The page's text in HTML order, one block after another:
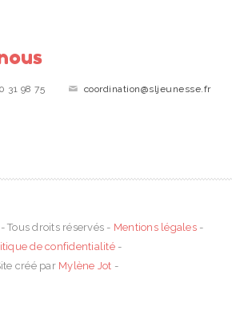
31 98 75 coordination@sljeunesse.fr
droits réservés - Mentions légales-
de confidentialité-
créé par Mylène Jot -